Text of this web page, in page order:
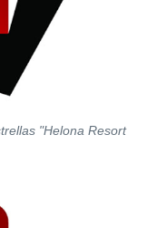
"Helona Resort